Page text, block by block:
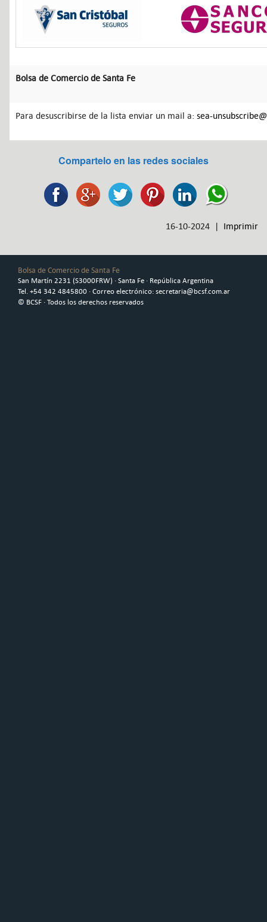
Bolsa de Comercio de Santa Fe
Para desuscribirse de la lista enviar un mail a: sea-
Compartelo en las redes sociales
16-10-2024 | Imprimir
Bolsa de Comercio de Santa Fe
San Martín 2231 (S3000FRW) · Santa Fe · República Argentina
Tel. +54 342 4845800 · Correo electrónico: secretaria@bcsf.com.ar
© BCSF · Todos los derechos reservados